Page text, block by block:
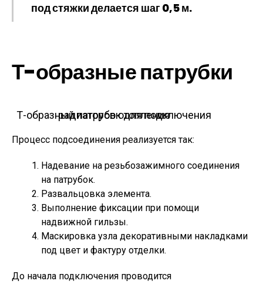
под стяжки делается шаг 0,5 м.
Т-образные патрубки
Т-образный патрубок для подключения радиаторов отопления
Процесс подсоединения реализуется так:
Надевание на резьбозажимного соединения
на патрубок.
Развальцовка элемента.
Выполнение фиксации при помощи
надвижной гильзы.
Маскировка узла декоративными накладками
под цвет и фактуру отделки.
До начала подключения проводится